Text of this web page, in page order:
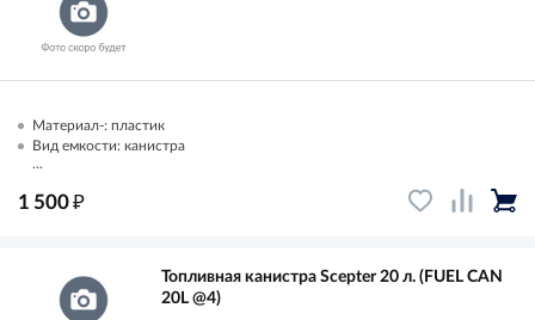
Материал-: пластик
Вид емкости: канистра
...
1 500₽
Топливная канистра Scepter 20 л. (FUEL CAN
20L @4)